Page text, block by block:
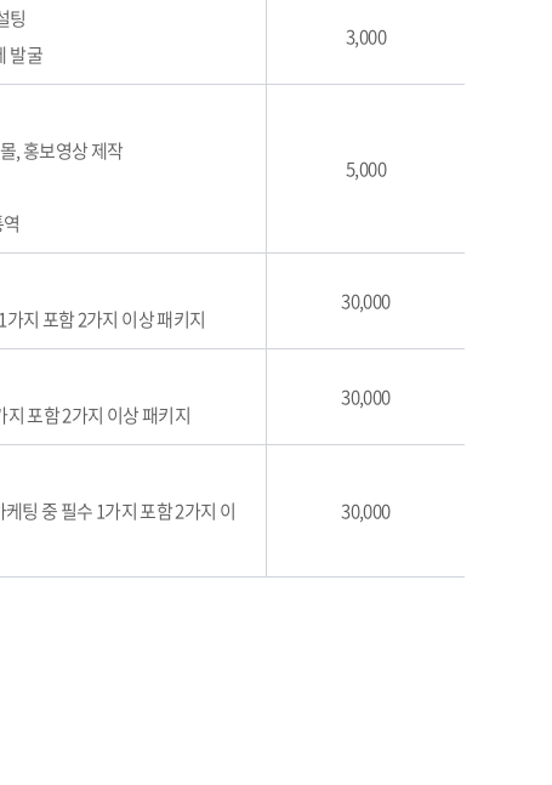
팅
발굴
3,000
, 홍보영상 제작
5,000
지 포함 2가지 이상 패키지
30,000
포함 2가지 이상 패키지
30,000
팅 중 필수 1가지 포함 2가지 이
30,000